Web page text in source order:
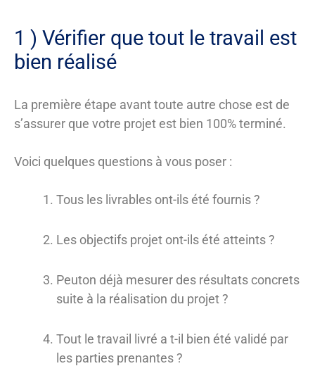
1 ) Vérifier que tout le travail est
bien réalisé
La première étape avant toute autre chose est de
s’assurer que votre projet est bien 100% terminé.
Voici quelques questions à vous poser :
Tous les livrables ont-ils été fournis ?
Les objectifs projet ont-ils été atteints ?
Peuton déjà mesurer des résultats concrets
suite à la réalisation du projet ?
Tout le travail livré a t-il bien été validé par
les parties prenantes ?